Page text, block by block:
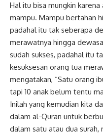
Hal itu bisa mungkin
mampu. Mampu bertahan
padahal itu tak seberapa
merawatnya hingga
sudah sukses, padahal itu
kesuksesan orang tua
mengatakan, “Satu orang
tapi 10 anak belum tentu
Inilah yang kemudian kita
dalam al-Quran untuk
dalam satu atau dua